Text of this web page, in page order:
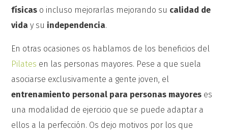
físicas o incluso mejorarlas mejorando su calidad de
vida y su independencia.
En otras ocasiones os hablamos de los beneficios del
Pilates en las personas mayores. Pese a que suela
asociarse exclusivamente a gente joven, el
entrenamiento personal para personas mayores es
una modalidad de ejercicio que se puede adaptar a
ellos a la perfección. Os dejo motivos por los que